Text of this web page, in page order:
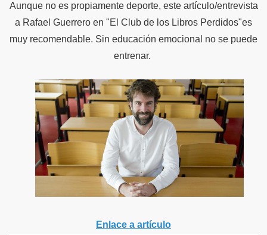
Aunque no es propiamente deporte, este artículo/entrevista
a Rafael Guerrero en "El Club de los Libros Perdidos"es
muy recomendable. Sin educación emocional no se puede
entrenar.
Enlace a artículo